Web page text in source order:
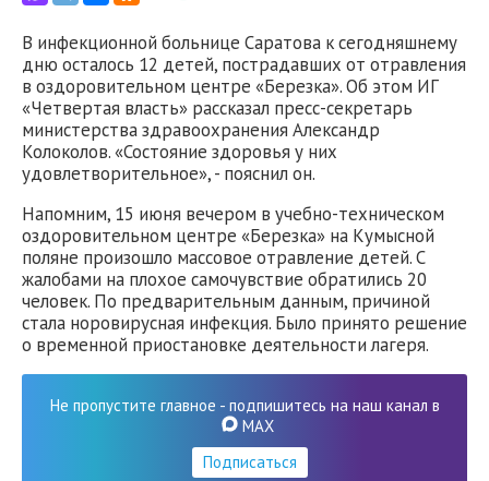
В инфекционной больнице Саратова к сегодняшнему
дню осталось 12 детей, пострадавших от отравления
в оздоровительном центре «Березка». Об этом ИГ
«Четвертая власть» рассказал пресс-секретарь
министерства здравоохранения Александр
Колоколов. «Состояние здоровья у них
удовлетворительное», - пояснил он.
Напомним, 15 июня вечером в учебно-техническом
оздоровительном центре «Березка» на Кумысной
поляне произошло массовое отравление детей. С
жалобами на плохое самочувствие обратились 20
человек. По предварительным данным, причиной
стала норовирусная инфекция. Было принято решение
о временной приостановке деятельности лагеря.
Не пропустите главное - подпишитесь на наш канал в
MAX
Подписаться